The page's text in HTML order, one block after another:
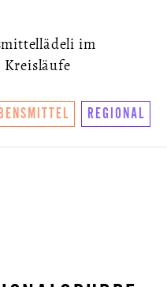
im
Kreisläufe
REGIONAL